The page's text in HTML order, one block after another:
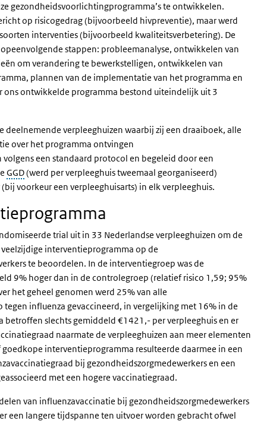
gezondheidsvoorlichtingprogramma’s te ontwikkelen.
op risicogedrag (bijvoorbeeld hivpreventie), maar werd
interventies (bijvoorbeeld kwaliteitsverbetering). De
stappen: probleemanalyse, ontwikkelen van
om verandering te bewerkstelligen, ontwikkelen van
plannen van de implementatie van het programma en
ons ontwikkelde programma bestond uiteindelijk uit 3
verpleeghuizen waarbij zij een draaiboek, alle
over het programma ontvingen
een standaard protocol en begeleid door een
GGD(werd per verpleeghuis tweemaal georganiseerd)
voorkeur een verpleeghuisarts) in elk verpleeghuis.
trial uit in 33 Nederlandse verpleeghuizen om de
interventieprogramma op de
te beoordelen. In de interventiegroep was de
9% hoger dan in de controlegroep (relatief risico 1,59; 95%
het geheel genomen werd 25% van alle
influenza gevaccineerd, in vergelijking met 16% in de
slechts gemiddeld €1421,- per verpleeghuis en er
naarmate de verpleeghuizen aan meer elementen
interventieprogramma resulteerde daarmee in een
bij gezondheidszorgmedewerkers en een
met een hogere vaccinatiegraad.
van influenzavaccinatie bij gezondheidszorgmedewerkers
een langere tijdspanne ten uitvoer worden gebracht ofwel